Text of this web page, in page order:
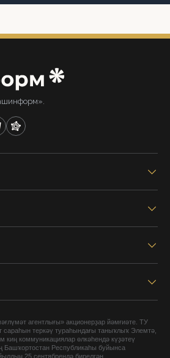
агентлығы» акционерҙар йәмғиәте. ТУ
сараһын теркәү тураһындағы таныҡлыҡ Элемтә,
киң коммуникациялар өлкәһендә күҙәтеү
Башҡортостан Республикаһы буйынса
25 сентябрендә бирелгән.